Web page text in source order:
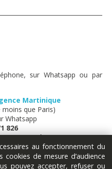
sur Whatsapp ou par
Martinique
que Paris)
Whatsapp
826
turquoise.com
métropolitaine
au fonctionnement du
de mesure d’audience
pouvez accepter, refuser ou